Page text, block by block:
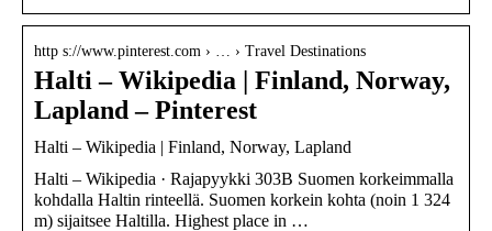
http s://www.pinterest.com › … › Travel Destinations
Halti – Wikipedia | Finland, Norway,
Lapland – Pinterest
Halti – Wikipedia | Finland, Norway, Lapland
Halti – Wikipedia · Rajapyykki 303B Suomen korkeimmalla
kohdalla Haltin rinteellä. Suomen korkein kohta (noin 1 324
m) sijaitsee Haltilla. Highest place in …